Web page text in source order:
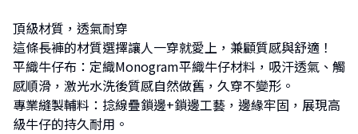
頂級材質，透氣耐穿
這條長褲的材質選擇讓人一穿就愛上，兼顧質感與舒適！
平織牛仔布：定織Monogram平織牛仔材料，吸汗透氣、觸
感順滑，激光水洗後質感自然做舊，久穿不變形。
專業縫製輔料：捻線疊鎖邊+鎖邊工藝，邊緣牢固，展現高
級牛仔的持久耐用。